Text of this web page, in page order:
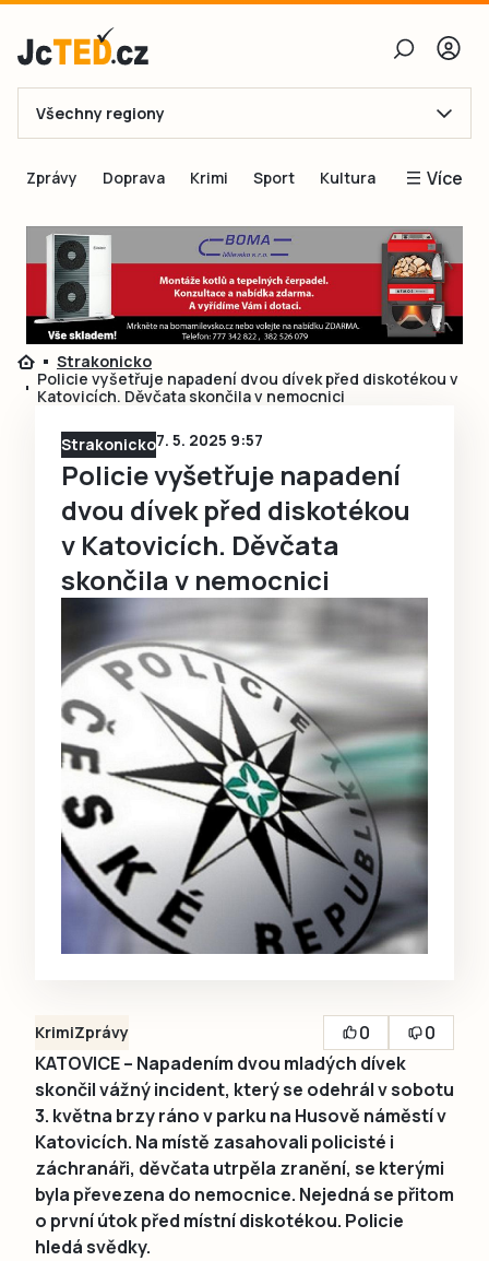
E-mail
Obnovit heslo
Přihlásit se
Přihlásit se přes Facebook
Všechny regiony
Zprávy Doprava Krimi Sport Kultura Více
Blogy
Inspirace
Čtenáři píší
Speciální přílohy
Strakonicko
Policie vyšetřuje napadení dvou dívek před diskotékou v
Katovicích. Děvčata skončila v nemocnici
Strakonicko7. 5. 2025 9:57
Policie vyšetřuje napadení
dvou dívek před diskotékou
v Katovicích. Děvčata
skončila v nemocnici
KrimiZprávy 0
0
KATOVICE – Napadením dvou mladých dívek
skončil vážný incident, který se odehrál v sobotu
3. května brzy ráno v parku na Husově náměstí v
Katovicích. Na místě zasahovali policisté i
záchranáři, děvčata utrpěla zranění, se kterými
byla převezena do nemocnice. Nejedná se přitom
o první útok před místní diskotékou. Policie
hledá svědky.